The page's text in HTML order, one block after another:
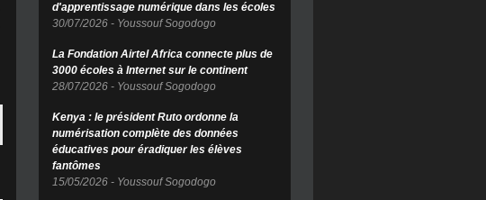
d'apprentissage numérique dans les écoles
30/07/2026 - Youssouf Sogodogo
La Fondation Airtel Africa connecte plus de
3000 écoles à Internet sur le continent
28/07/2026 - Youssouf Sogodogo
Kenya : le président Ruto ordonne la
numérisation complète des données
éducatives pour éradiquer les élèves
fantômes
15/05/2026 - Youssouf Sogodogo